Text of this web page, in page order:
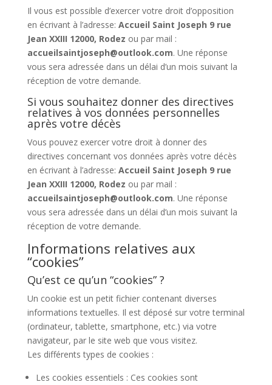
Il vous est possible d’exercer votre droit d’opposition
en écrivant à l’adresse: Accueil Saint Joseph 9 rue
Jean XXIII 12000, Rodez ou par mail :
accueilsaintjoseph@outlook.com. Une réponse
vous sera adressée dans un délai d’un mois suivant la
réception de votre demande.
Si vous souhaitez donner des directives
relatives à vos données personnelles
après votre décès
Vous pouvez exercer votre droit à donner des
directives concernant vos données après votre décès
en écrivant à l’adresse: Accueil Saint Joseph 9 rue
Jean XXIII 12000, Rodez ou par mail :
accueilsaintjoseph@outlook.com. Une réponse
vous sera adressée dans un délai d’un mois suivant la
réception de votre demande.
Informations relatives aux
“cookies”
Qu’est ce qu’un “cookies” ?
Un cookie est un petit fichier contenant diverses
informations textuelles. Il est déposé sur votre terminal
(ordinateur, tablette, smartphone, etc.) via votre
navigateur, par le site web que vous visitez.
Les différents types de cookies :
Les cookies essentiels : Ces cookies sont